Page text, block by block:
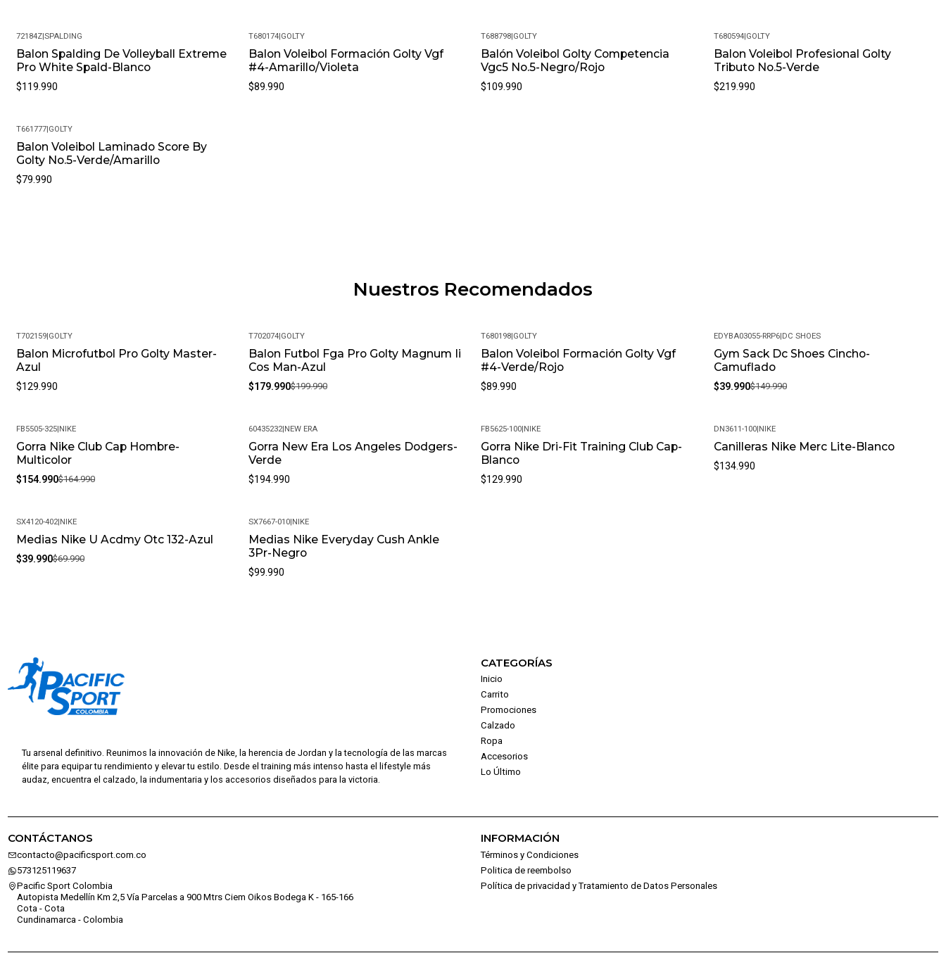
72184Z|SPALDING
Balon Spalding De Volleyball Extreme
Pro White Spald-Blanco
$119.990
T680174|GOLTY
Balon Voleibol Formación Golty Vgf
#4-Amarillo/Violeta
$89.990
T688798|GOLTY
Balón Voleibol Golty Competencia
Vgc5 No.5-Negro/Rojo
$109.990
T680594|GOLTY
Balon Voleibol Profesional Golty
Tributo No.5-Verde
$219.990
T661777|GOLTY
Balon Voleibol Laminado Score By
Golty No.5-Verde/Amarillo
$79.990
Nuestros Recomendados
T702159|GOLTY
Balon Microfutbol Pro Golty Master-
Azul
$129.990
-10%
T702074|GOLTY
Balon Futbol Fga Pro Golty Magnum Ii
Cos Man-Azul
$179.990$199.990
T680198|GOLTY
Balon Voleibol Formación Golty Vgf
#4-Verde/Rojo
$89.990
-73%
EDYBA03055-RRP6|DC SHOES
Gym Sack Dc Shoes Cincho-
Camuflado
$39.990$149.990
-6%
FB5505-325|NIKE
Gorra Nike Club Cap Hombre-
Multicolor
$154.990$164.990
60435232|NEW ERA
Gorra New Era Los Angeles Dodgers-
Verde
$194.990
FB5625-100|NIKE
Gorra Nike Dri-Fit Training Club Cap-
Blanco
$129.990
DN3611-100|NIKE
Canilleras Nike Merc Lite-Blanco
$134.990
-43%
SX4120-402|NIKE
Medias Nike U Acdmy Otc 132-Azul
$39.990$69.990
SX7667-010|NIKE
Medias Nike Everyday Cush Ankle
3Pr-Negro
$99.990
Tu arsenal definitivo. Reunimos la innovación de Nike, la herencia de Jordan y la tecnología de las marcas
élite para equipar tu rendimiento y elevar tu estilo. Desde el training más intenso hasta el lifestyle más
audaz, encuentra el calzado, la indumentaria y los accesorios diseñados para la victoria.
CATEGORÍAS
Inicio
Carrito
Promociones
Calzado
Ropa
Accesorios
Lo Último
CONTÁCTANOS
contacto@pacificsport.com.co
573125119637
Pacific Sport Colombia
Autopista Medellín Km 2,5 Vía Parcelas a 900 Mtrs Ciem Oikos Bodega K - 165-166
Cota - Cota
Cundinamarca - Colombia
INFORMACIÓN
Términos y Condiciones
Politica de reembolso
Política de privacidad y Tratamiento de Datos Personales